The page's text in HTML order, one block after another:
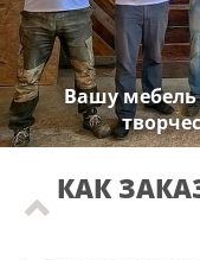
Вашу мебель
КАК